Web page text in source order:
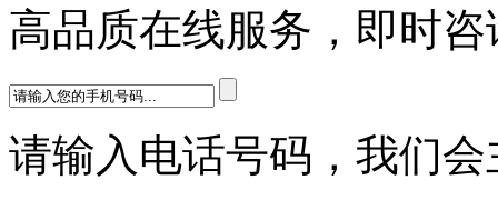
高品质在线服务，即时咨
请输入电话号码，我们